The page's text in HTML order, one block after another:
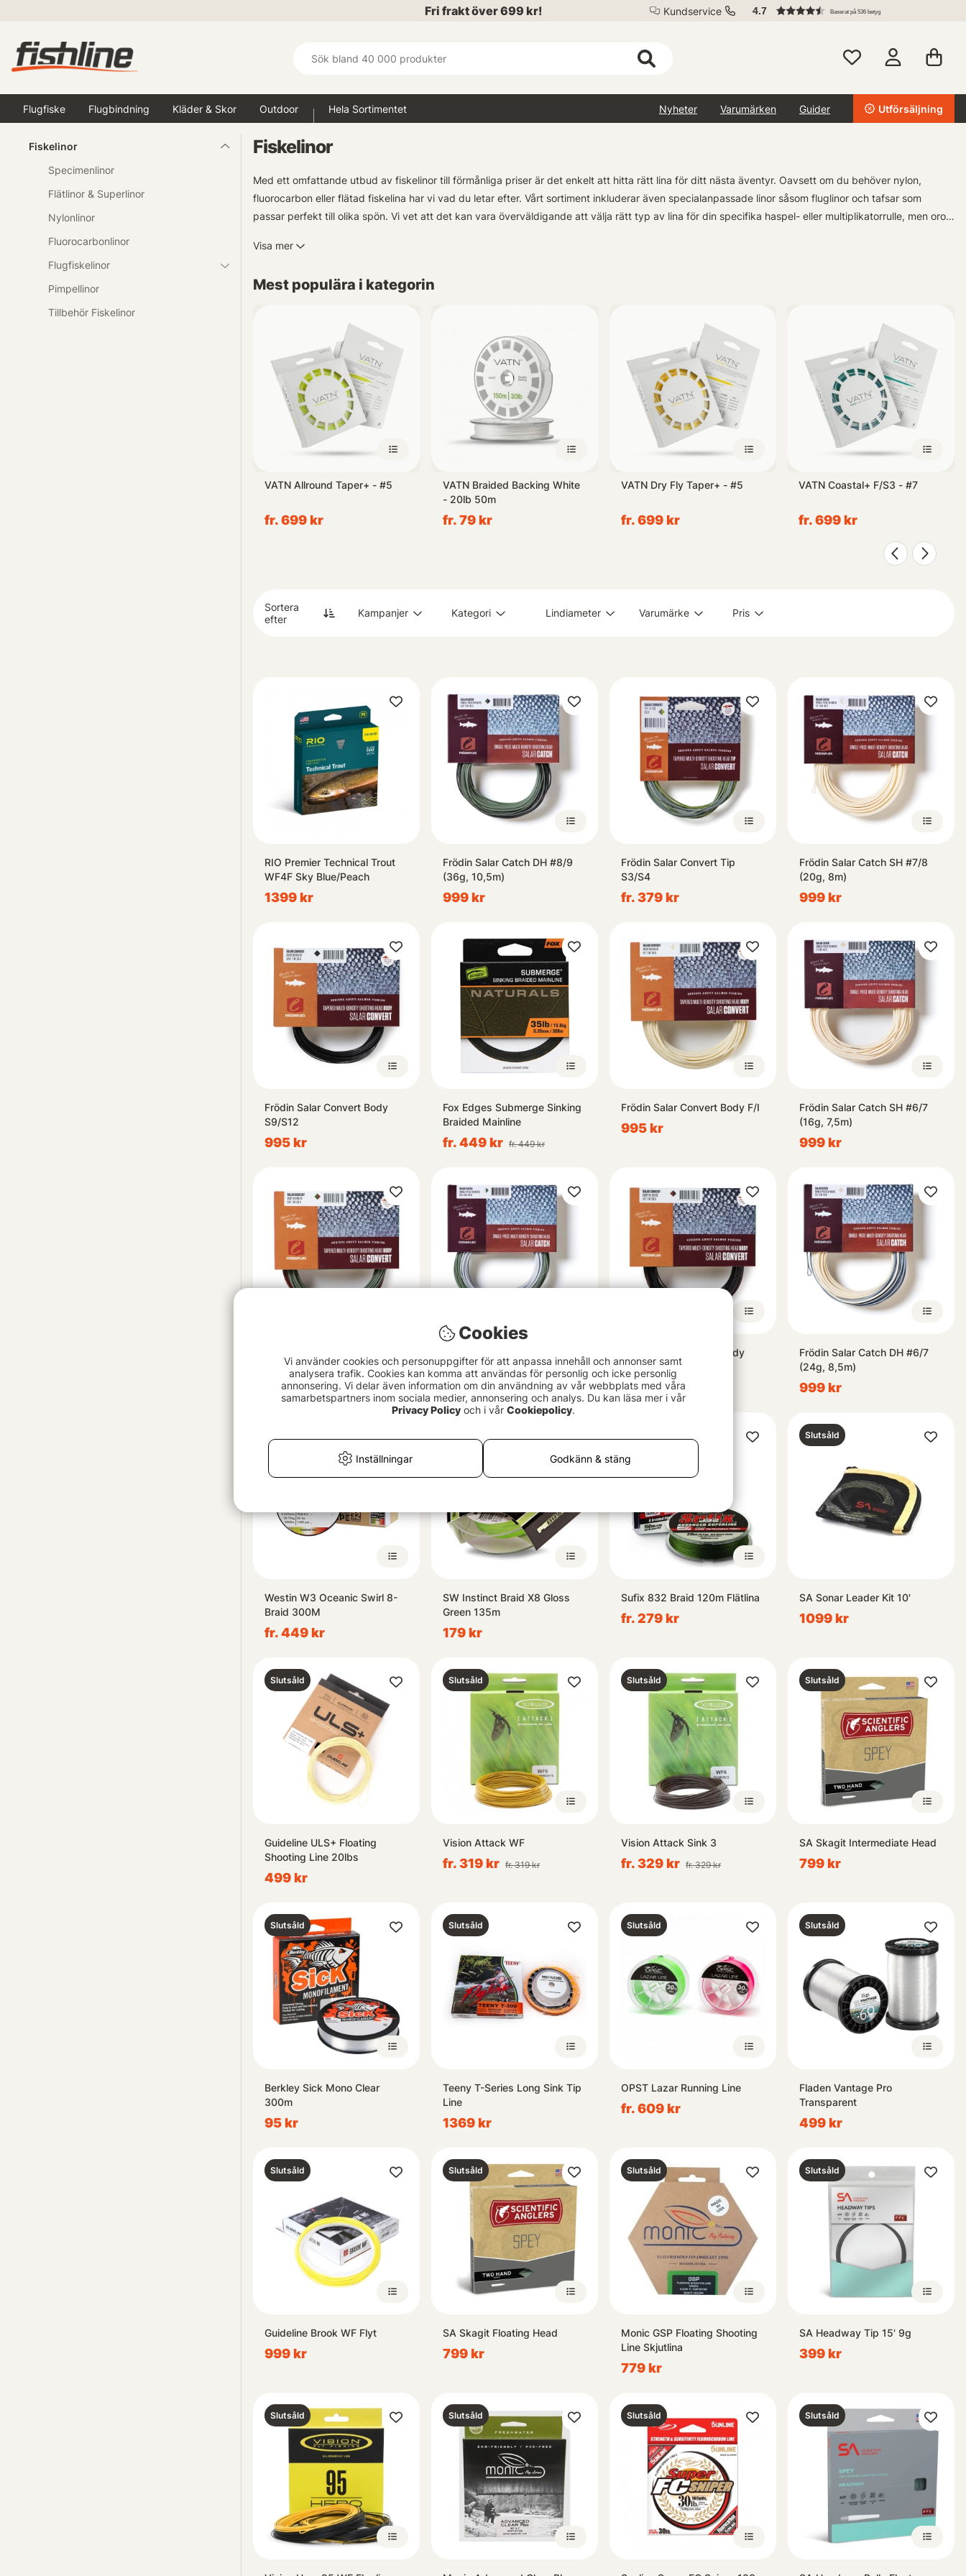
Fri frakt över 699 kr! Kundservice 4.7 Baserat på 536 betyg
Flugfiske Flugbindning Kläder & Skor Outdoor Hela Sortimentet Nyheter Varumärken Guider Utförsäljning
Fiskelinor
Specimenlinor
Flätlinor & Superlinor
Nylonlinor
Fluorocarbonlinor
Flugfiskelinor
Pimpellinor
Tillbehör Fiskelinor
Fiskelinor
Med ett omfattande utbud av fiskelinor till förmånliga priser är det enkelt att hitta rätt lina för ditt nästa äventyr. Oavsett om du behöver nylon,
fluorocarbon eller flätad fiskelina har vi vad du letar efter. Vårt sortiment inkluderar även specialanpassade linor såsom fluglinor och tafsar som
passar perfekt till olika spön. Vi vet att det kan vara överväldigande att välja rätt typ av lina för din specifika haspel- eller multiplikatorrulle, men oroa
sportfiskare ser vi fram emot att hjälpa dig med allt från val av linor till själva utforskandet ute vid vattnet!
Visa mer
Mest populära i kategorin
VATN Allround Taper+ - #5
fr. 699 kr
VATN Braided Backing White
- 20lb 50m
fr. 79 kr
VATN Dry Fly Taper+ - #5
fr. 699 kr
VATN Coastal+ F/S3 - #7
fr. 699 kr
Sortera
efter
Kampanjer Kategori Lindiameter Varumärke Pris
RIO Premier Technical Trout
WF4F Sky Blue/Peach
1399 kr
Frödin Salar Catch DH #8/9
(36g, 10,5m)
999 kr
Frödin Salar Convert Tip
S3/S4
fr. 379 kr
Frödin Salar Catch SH #7/8
(20g, 8m)
999 kr
Frödin Salar Convert Body
S9/S12
995 kr
Fox Edges Submerge Sinking
Braided Mainline
fr. 449 kr fr. 449 kr
Frödin Salar Convert Body F/I
995 kr
Frödin Salar Catch SH #6/7
(16g, 7,5m)
999 kr
S5/S6
995 kr
(32g, 10m)
999 kr
Frödin Salar Convert Body
S7/S8
995 kr
Frödin Salar Catch DH #6/7
(24g, 8,5m)
999 kr
Westin W3 Oceanic Swirl 8-
Braid 300M
fr. 449 kr
SW Instinct Braid X8 Gloss
Green 135m
179 kr
Sufix 832 Braid 120m Flätlina
fr. 279 kr
Slutsåld
SA Sonar Leader Kit 10'
1099 kr
Slutsåld
Guideline ULS+ Floating
Shooting Line 20lbs
499 kr
Slutsåld
Vision Attack WF
fr. 319 kr fr. 319 kr
Slutsåld
Vision Attack Sink 3
fr. 329 kr fr. 329 kr
Slutsåld
SA Skagit Intermediate Head
799 kr
Slutsåld
Berkley Sick Mono Clear
300m
95 kr
Slutsåld
Teeny T-Series Long Sink Tip
Line
1369 kr
Slutsåld
OPST Lazar Running Line
fr. 609 kr
Slutsåld
Fladen Vantage Pro
Transparent
499 kr
Slutsåld
Guideline Brook WF Flyt
999 kr
Slutsåld
SA Skagit Floating Head
799 kr
Slutsåld
Monic GSP Floating Shooting
Line Skjutlina
779 kr
Slutsåld
SA Headway Tip 15' 9g
399 kr
Slutsåld Slutsåld Slutsåld Slutsåld
Cookies
Vi använder cookies och personuppgifter för att anpassa innehåll och annonser samt
analysera trafik. Cookies kan komma att användas för personlig och icke personlig
annonsering. Vi delar även information om din användning av vår webbplats med våra
samarbetspartners inom sociala medier, annonsering och analys. Du kan läsa mer i vår
Privacy Policyoch i vår Cookiepolicy.
Inställningar Godkänn & stäng